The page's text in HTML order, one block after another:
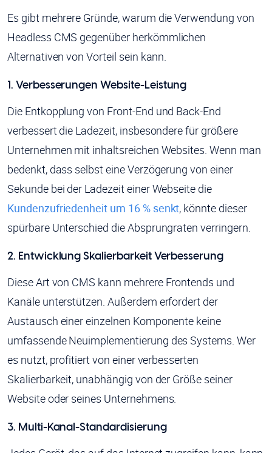
Es gibt mehrere Gründe, warum die Verwendung von
Headless CMS gegenüber herkömmlichen
Alternativen von Vorteil sein kann.
1. Verbesserungen Website-Leistung
Die Entkopplung von Front-End und Back-End
verbessert die Ladezeit, insbesondere für größere
Unternehmen mit inhaltsreichen Websites. Wenn man
bedenkt, dass selbst eine Verzögerung von einer
Sekunde bei der Ladezeit einer Webseite die
Kundenzufriedenheit um 16 % senkt, könnte dieser
spürbare Unterschied die Absprungraten verringern.
2. Entwicklung Skalierbarkeit Verbesserung
Diese Art von CMS kann mehrere Frontends und
Kanäle unterstützen. Außerdem erfordert der
Austausch einer einzelnen Komponente keine
umfassende Neuimplementierung des Systems. Wer
es nutzt, profitiert von einer verbesserten
Skalierbarkeit, unabhängig von der Größe seiner
Website oder seines Unternehmens.
3. Multi-Kanal-Standardisierung